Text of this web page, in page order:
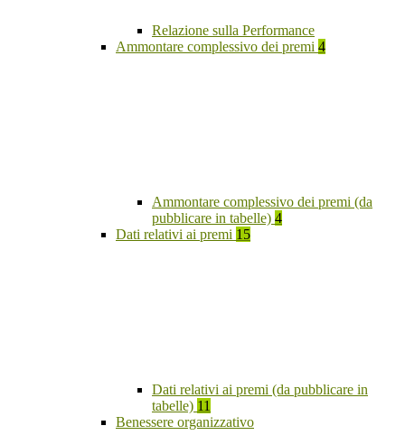
Relazione sulla Performance
Ammontare complessivo dei premi 4
Ammontare complessivo dei premi (da
pubblicare in tabelle) 4
Dati relativi ai premi 15
Dati relativi ai premi (da pubblicare in
tabelle) 11
Benessere organizzativo